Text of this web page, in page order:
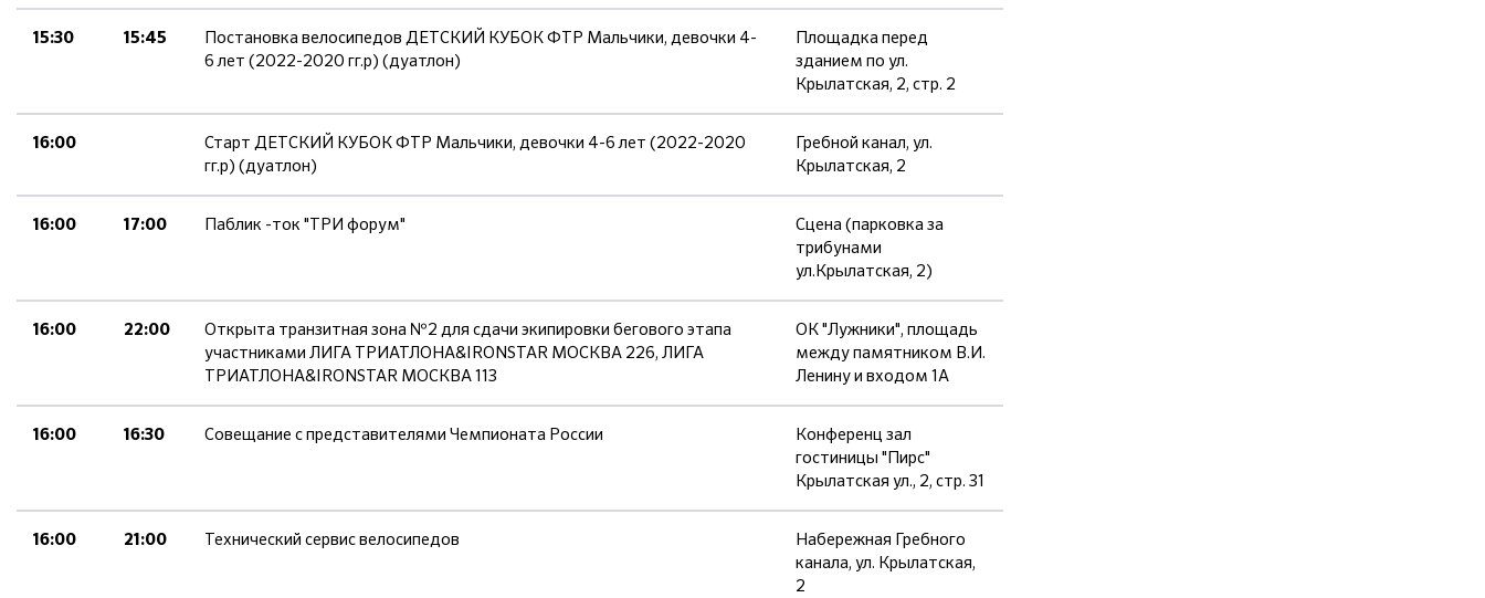
15:30 15:45
Постановка велосипедов ДЕТСКИЙ КУБОК ФТР Мальчики, девочки 4-
6 лет (2022-2020 гг.р) (дуатлон)
Площадка перед
зданием по ул.
Крылатская, 2, стр. 2
16:00
Старт ДЕТСКИЙ КУБОК ФТР Мальчики, девочки 4-6 лет (2022-2020
гг.р) (дуатлон)
Гребной канал, ул.
Крылатская, 2
16:00 17:00 Паблик -ток "ТРИ форум"
Сцена (парковка за
трибунами
ул.Крылатская, 2)
16:00 22:00
Открыта транзитная зона №2 для сдачи экипировки бегового этапа
участниками ЛИГА ТРИАТЛОНА&IRONSTAR МОСКВА 226, ЛИГА
ТРИАТЛОНА&IRONSTAR МОСКВА 113
ОК "Лужники", площадь
между памятником В.И.
Ленину и входом 1А
16:00 16:30 Совещание с представителями Чемпионата России
Конференц зал
гостиницы "Пирс"
Крылатская ул., 2, стр. 31
16:00 21:00 Технический сервис велосипедов
Набережная Гребного
канала, ул. Крылатская,
2